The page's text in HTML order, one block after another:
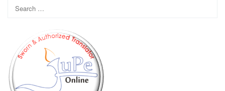
for: